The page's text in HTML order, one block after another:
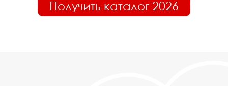
Получить каталог 2026